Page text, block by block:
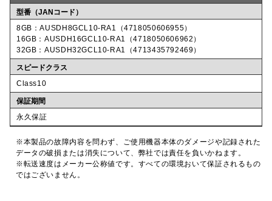
型番（JANコード）
8GB：AUSDH8GCL10-RA1（4718050606955）
16GB：AUSDH16GCL10-RA1（4718050606962）
32GB：AUSDH32GCL10-RA1（4713435792469）
スピードクラス
Class10
保証期間
永久保証
※本製品の故障内容を問わず、ご使用機器本体のダメージや記録された
データの破損または消失について、弊社では責任を負いかねます。
※転送速度はメーカー公称値です。すべての環境おいて保証されるもの
ではございません。